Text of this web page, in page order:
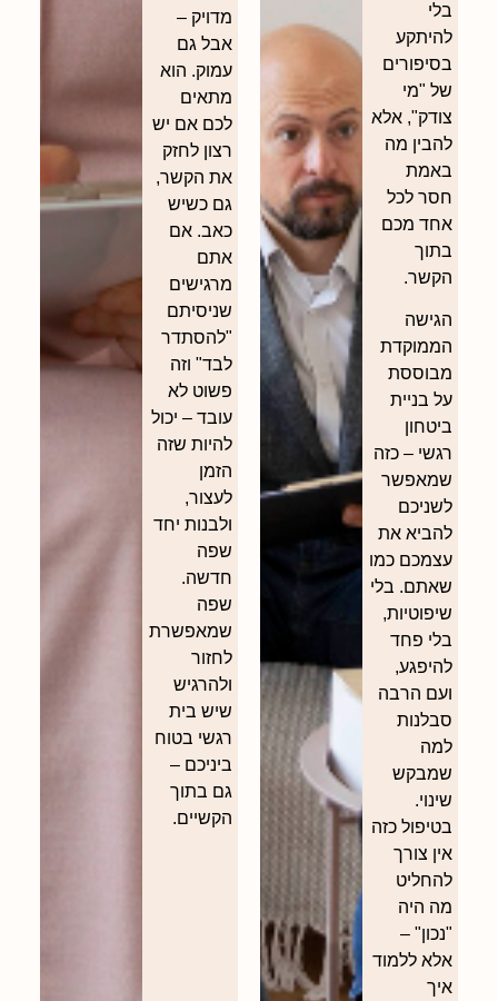
בלי
להיתקע
בסיפורים
של "מי
צודק", אלא
להבין מה
באמת
חסר לכל
אחד מכם
בתוך
הקשר.
הגישה
הממוקדת
מבוססת
על בניית
ביטחון
רגשי – כזה
שמאפשר
לשניכם
להביא את
עצמכם כמו
שאתם. בלי
שיפוטיות,
בלי פחד
להיפגע,
ועם הרבה
סבלנות
למה
שמבקש
שינוי.
בטיפול כזה
אין צורך
להחליט
מה היה
"נכון" –
אלא ללמוד
איך
מדויק –
אבל גם
עמוק. הוא
מתאים
לכם אם יש
רצון לחזק
את הקשר,
גם כשיש
כאב. אם
אתם
מרגישים
שניסיתם
"להסתדר
לבד" וזה
פשוט לא
עובד – יכול
להיות שזה
הזמן
לעצור,
ולבנות יחד
שפה
חדשה.
שפה
שמאפשרת
לחזור
ולהרגיש
שיש בית
רגשי בטוח
ביניכם –
גם בתוך
הקשיים.